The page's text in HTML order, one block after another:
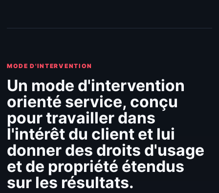
MODE D'INTERVENTION
Un mode d'intervention
orienté service, conçu
pour travailler dans
l'intérêt du client et lui
donner des droits d'usage
et de propriété étendus
sur les résultats.